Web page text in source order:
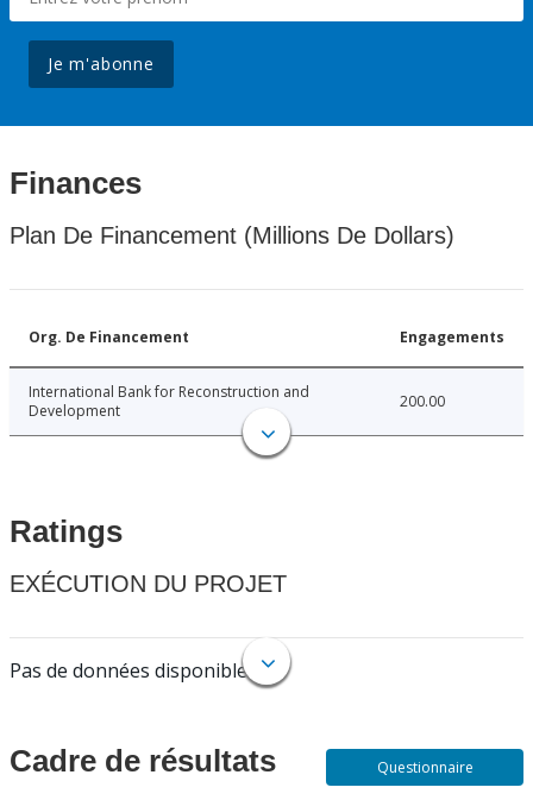
Je m'abonne
Finances
Plan De Financement (Millions De Dollars)
Org. De Financement Engagements
International Bank for Reconstruction and
Development
200.00
Ratings
EXÉCUTION DU PROJET
Pas de données disponibles.
Cadre de résultats Questionnaire